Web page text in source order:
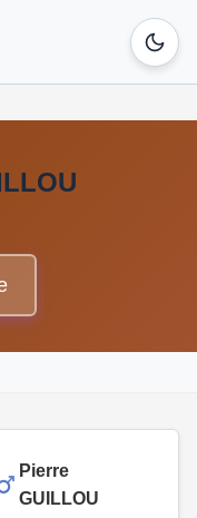
Pierre
GUILLOU